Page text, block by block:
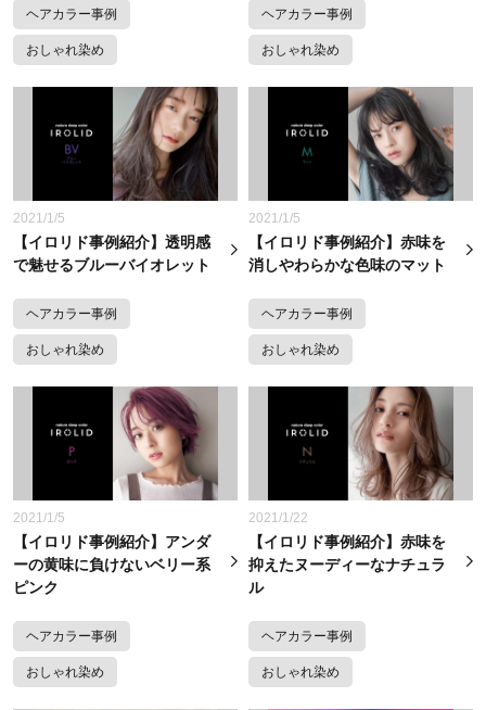
ヘアカラー事例
おしゃれ染め
ヘアカラー事例
おしゃれ染め
2021/1/5
【イロリド事例紹介】透明感
で魅せるブルーバイオレット
ヘアカラー事例
おしゃれ染め
2021/1/5
【イロリド事例紹介】赤味を
消しやわらかな色味のマット
ヘアカラー事例
おしゃれ染め
2021/1/5
【イロリド事例紹介】アンダ
ーの黄味に負けないベリー系
ピンク
ヘアカラー事例
おしゃれ染め
2021/1/22
【イロリド事例紹介】赤味を
抑えたヌーディーなナチュラ
ル
ヘアカラー事例
おしゃれ染め